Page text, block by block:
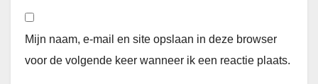
Mijn naam, e-mail en site opslaan in deze browser
voor de volgende keer wanneer ik een reactie plaats.